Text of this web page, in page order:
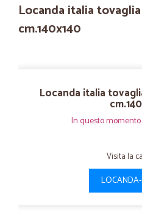
Locanda italia
cm.140x140
Locanda italia
In questo
Visita la